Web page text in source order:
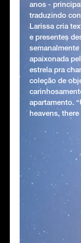
anos -
traduzindo
Larissa cria
e presentes
apaixonada
estrela pra
coleção de
apartamento.
heavens,